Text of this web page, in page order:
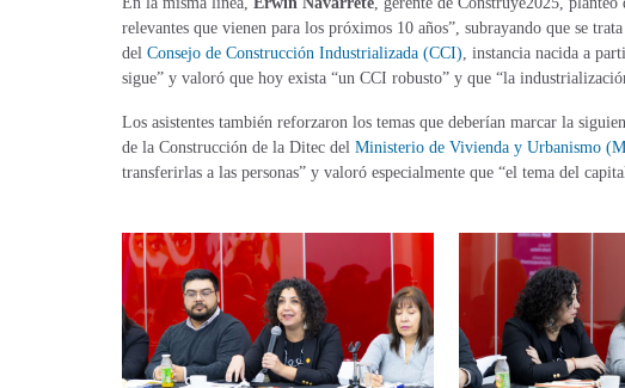
relevantes que vienen para los próximos 10 años”, subrayando que se
del Consejo de Construcción Industrializada (CCI) , instancia nacida a
sigue” y valoró que hoy exista “un CCI robusto” y que “la
Los asistentes también reforzaron los temas que deberían marcar la
de la Construcción de la Ditec del Ministerio de Vivienda y Urbanismo
transferirlas a las personas” y valoró especialmente que “el tema del